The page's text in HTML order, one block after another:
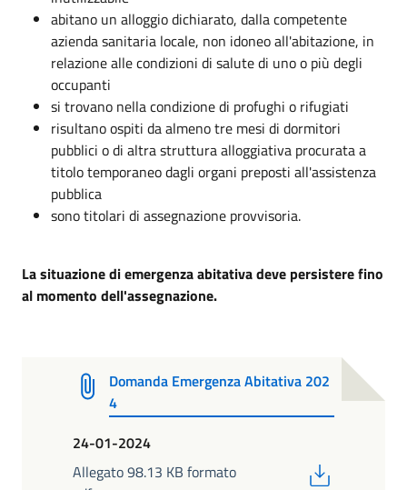
abitano un alloggio dichiarato, dalla competente
azienda sanitaria locale, non idoneo all'abitazione, in
relazione alle condizioni di salute di uno o più degli
occupanti
si trovano nella condizione di profughi o rifugiati
risultano ospiti da almeno tre mesi di dormitori
pubblici o di altra struttura alloggiativa procurata a
titolo temporaneo dagli organi preposti all'assistenza
pubblica
sono titolari di assegnazione provvisoria.
La situazione di emergenza abitativa deve persistere fino
al momento dell'assegnazione.
Domanda Emergenza Abitativa 202
4
24-01-2024
Allegato 98.13 KB formato